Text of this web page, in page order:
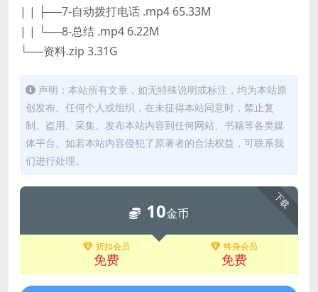
| | ├──7-自动拨打电话 .mp4 65.33M
| | └──8-总结 .mp4 6.22M
└──资料.zip 3.31G
声明：本站所有文章，如无特殊说明或标注，均为本站原
创发布。任何个人或组织，在未征得本站同意时，禁止复
制、盗用、采集、发布本站内容到任何网站、书籍等各类媒
体平台。如若本站内容侵犯了原著者的合法权益，可联系我
们进行处理。
下载
10金币
折扣会员
免费
终身会员
免费